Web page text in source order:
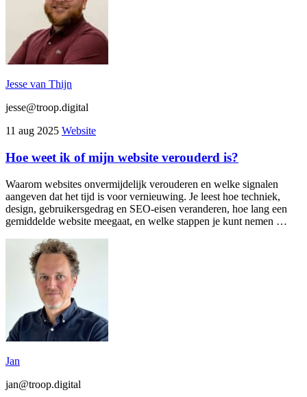
Jesse van Thijn
jesse@troop.digital
11 aug 2025 Website
Hoe weet ik of mijn website verouderd is?
Waarom websites onvermijdelijk verouderen en welke signalen
aangeven dat het tijd is voor vernieuwing. Je leest hoe techniek,
design, gebruikersgedrag en SEO-eisen veranderen, hoe lang een
gemiddelde website meegaat, en welke stappen je kunt nemen …
Jan
jan@troop.digital